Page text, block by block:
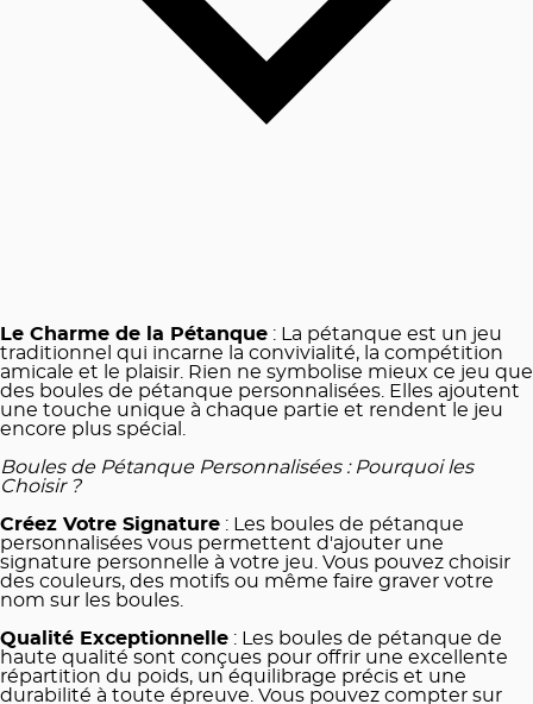
Le Charme de la Pétanque : La pétanque est un jeu
traditionnel qui incarne la convivialité, la compétition
amicale et le plaisir. Rien ne symbolise mieux ce jeu que
des boules de pétanque personnalisées. Elles ajoutent
une touche unique à chaque partie et rendent le jeu
encore plus spécial.
Boules de Pétanque Personnalisées : Pourquoi les
Choisir ?
Créez Votre Signature : Les boules de pétanque
personnalisées vous permettent d'ajouter une
signature personnelle à votre jeu. Vous pouvez choisir
des couleurs, des motifs ou même faire graver votre
nom sur les boules.
Qualité Exceptionnelle : Les boules de pétanque de
haute qualité sont conçues pour offrir une excellente
répartition du poids, un équilibrage précis et une
durabilité à toute épreuve. Vous pouvez compter sur